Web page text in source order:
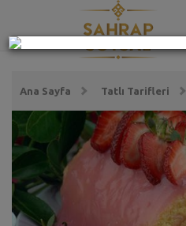
Ana Sayfa Tatlı Tarifleri